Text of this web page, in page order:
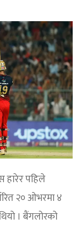
हारेर पहिले
२० ओभरमा ४
। बैंगलोरको